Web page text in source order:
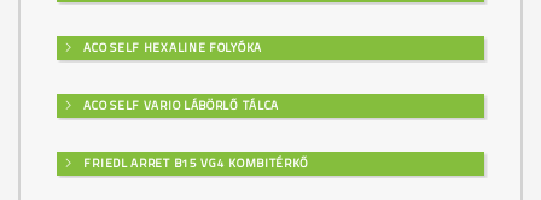
ACO SELF HEXALINE FOLYÓKA
ACO SELF VARIO LÁBÖRLŐ TÁLCA
FRIEDL ARRET B15 VG4 KOMBITÉRKŐ